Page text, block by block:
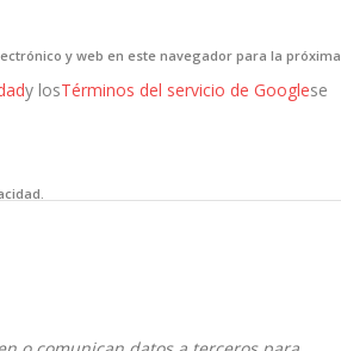
y web en este navegador para la próxima
y losTérminos del servicio de Googlese